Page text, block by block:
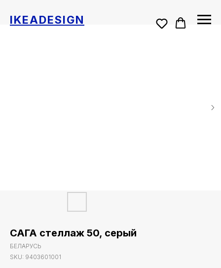
IKEADESIGN
САГА стеллаж 50, серый
БЕЛАРУСЬ
SKU: 9403601001